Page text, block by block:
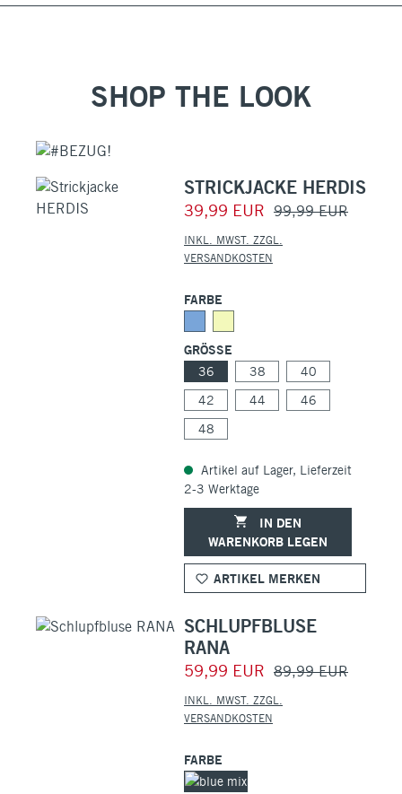
SHOP THE LOOK
STRICKJACKE HERDIS
39,99 EUR 99,99 EUR
INKL. MWST. ZZGL.
VERSANDKOSTEN
FARBE
GRÖSSE
36 38
40
42
44
46
48
Artikel auf Lager, Lieferzeit
2-3 Werktage
WARENKORB LEGEN
ARTIKEL MERKEN
SCHLUPFBLUSE
RANA
59,99 EUR 89,99 EUR
INKL. MWST. ZZGL.
VERSANDKOSTEN
FARBE